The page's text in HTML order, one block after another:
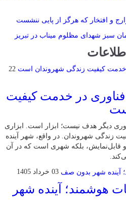
و افتخار که هرگز از پایی ننشست
سبز شهدای مظلوم میناب در تبریز
22
فناوری در خدمت کیفیت
دیگر هدف نیست؛ ابزار است. ابزاری
زندگی شهروندان. در واقع، شهر آینده
و قابل‌نمایش، بلکه شهری است که در آن
03 خرداد 1405
هوشمند؛ آینده شهر